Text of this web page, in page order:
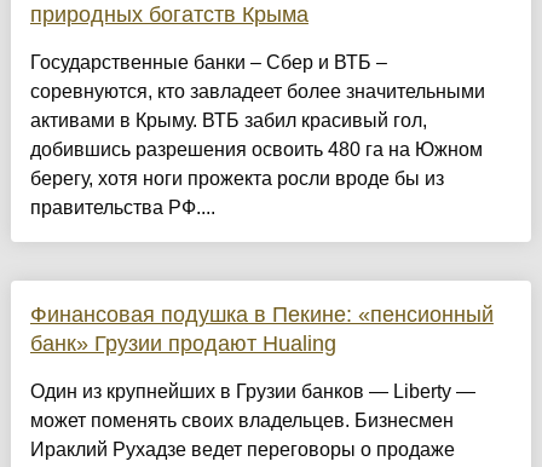
природных богатств Крыма
Государственные банки – Сбер и ВТБ –
соревнуются, кто завладеет более значительными
активами в Крыму. ВТБ забил красивый гол,
добившись разрешения освоить 480 га на Южном
берегу, хотя ноги прожекта росли вроде бы из
правительства РФ....
Финансовая подушка в Пекине: «пенсионный
банк» Грузии продают Hualing
Один из крупнейших в Грузии банков — Liberty —
может поменять своих владельцев. Бизнесмен
Ираклий Рухадзе ведет переговоры о продаже